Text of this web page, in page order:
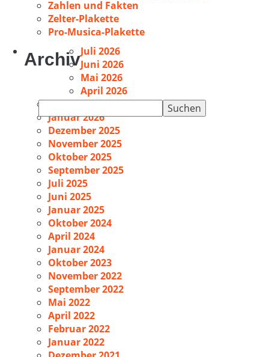
Suchen
nach:
Zahlen und Fakten
Zelter-Plakette
Pro-Musica-Plakette
ArchivJuli 2026
Juni 2026
Mai 2026
April 2026
Februar 2026
Januar 2026
Dezember 2025
November 2025
Oktober 2025
September 2025
Juli 2025
Juni 2025
Januar 2025
Oktober 2024
April 2024
Januar 2024
Oktober 2023
November 2022
September 2022
Mai 2022
April 2022
Februar 2022
Januar 2022